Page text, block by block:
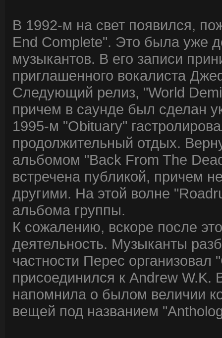
В 1992-м на свет появился,
End Complete". Это была уже
музыкантов. В его записи
приглашенного вокалиста
Следующий релиз, "World
причем в саунде был сделан
1995-м "Obituary"
продолжительный отдых.
альбомом "Back From The
встречена публикой, причем
другими. На этой волне
альбома группы.
К сожалению, вскоре после
деятельность. Музыканты
частности Перес
присоединился к Andrew W.K.
напомнила о былом величии
вещей под названием